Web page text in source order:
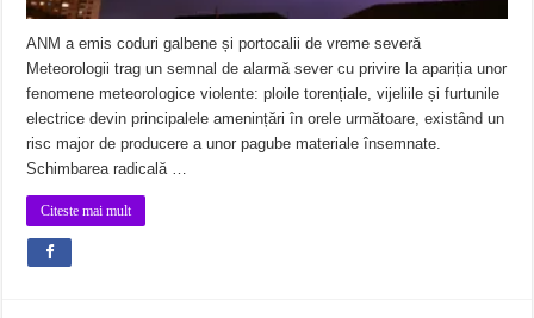
ANM a emis coduri galbene și portocalii de vreme severă
Meteorologii trag un semnal de alarmă sever cu privire la apariția unor
fenomene meteorologice violente: ploile torențiale, vijeliile și furtunile
electrice devin principalele amenințări în orele următoare, existând un
risc major de producere a unor pagube materiale însemnate.
Schimbarea radicală …
Citeste mai mult